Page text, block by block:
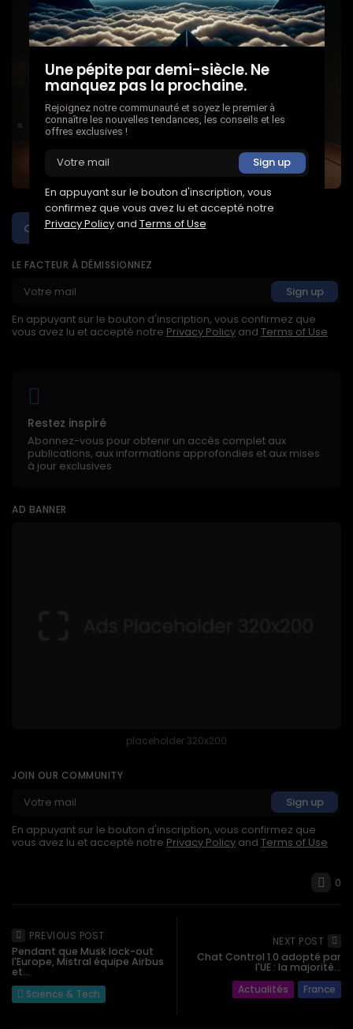
Créez un podcast qui résonne !
LE FACTEUR À DÉMISSIONNEZ
En appuyant sur le bouton d'inscription, vous confirmez que
vous avez lu et accepté notre Privacy Policy and Terms of Use
Restez inspiré
Abonnez-vous pour obtenir un accès complet aux
publications, aux informations approfondies et aux mises
à jour exclusives
AD BANNER
placeholder 320x200
JOIN OUR COMMUNITY
En appuyant sur le bouton d'inscription, vous confirmez que
vous avez lu et accepté notre Privacy Policy and Terms of Use
0
PREVIOUS POST
Pendant que Musk lock-out
l'Europe, Mistral équipe Airbus
et...
Science & Tech
NEXT POST
Chat Control 1.0 adopté par
l'UE : la majorité...
Actualités
France
Une pépite par demi-siècle. Ne
manquez pas la prochaine.
Rejoignez notre communauté et soyez le premier à
connaître les nouvelles tendances, les conseils et les
offres exclusives !
En appuyant sur le bouton d'inscription, vous
confirmez que vous avez lu et accepté notre
Privacy Policyand Terms of Use